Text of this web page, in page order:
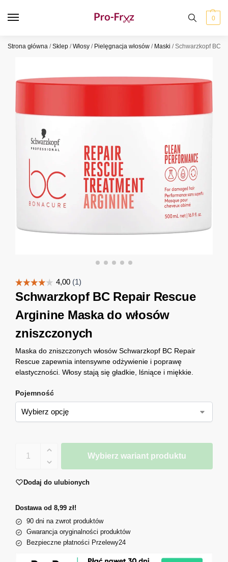
0
Strona główna /Sklep /Włosy / Pielęgnacja włosów / Maski /Schwarzkopf BC
Schwarzkopf BC Repair Rescue
Arginine Maska do włosów
zniszczonych
Maska do zniszczonych włosów Schwarzkopf BC Repair
Rescue zapewnia intensywne odżywienie i poprawę
elastyczności. Włosy stają się gładkie, lśniące i miękkie.
Pojemność
Wybierz wariant produktu
Dodaj do ulubionych
Dostawa od 8,99 zł!
90 dni na zwrot produktów
Gwarancja oryginalności produktów
Bezpieczne płatności Przelewy24